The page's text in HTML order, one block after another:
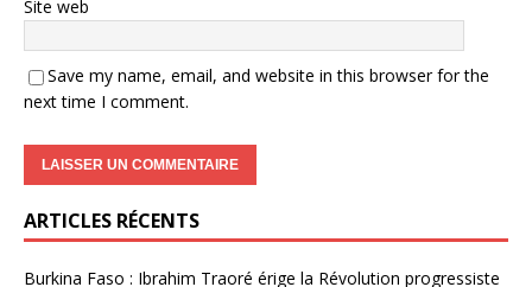
Site web
Save my name, email, and website in this browser for the
next time I comment.
ARTICLES RÉCENTS
Burkina Faso : Ibrahim Traoré érige la Révolution progressiste